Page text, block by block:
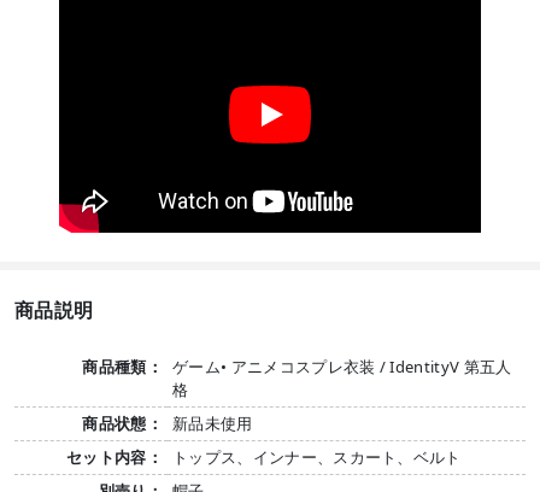
商品説明
商品種類：
ゲーム• アニメコスプレ衣装 / IdentityV 第五人
格
商品状態：
新品未使用
セット内容：
トップス、インナー、スカート、ベルト